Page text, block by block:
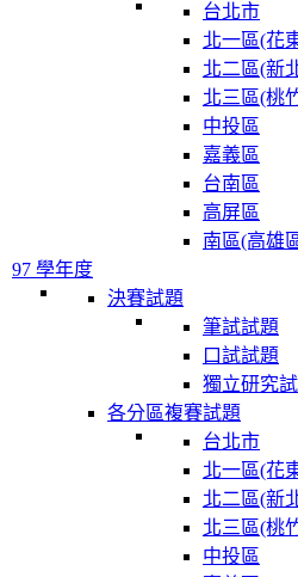
台北市
北一區(花
北二區(新
北三區(桃
中投區
嘉義區
台南區
高屏區
南區(高雄
97 學年度
決賽試題
筆試試題
口試試題
獨立研究
各分區複賽試題
台北市
北一區(花
北二區(新
北三區(桃
中投區